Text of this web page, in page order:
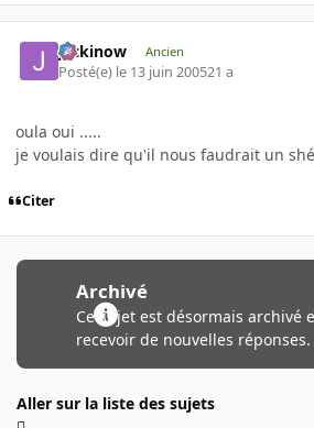
jackinow Ancien
Posté(e) le 13 juin 200521 a
oula oui .....
je voulais dire qu'il nous faudrait un
Citer
Archivé
Ce sujet est désormais archivé
recevoir de nouvelles réponses.
Aller sur la liste des sujets